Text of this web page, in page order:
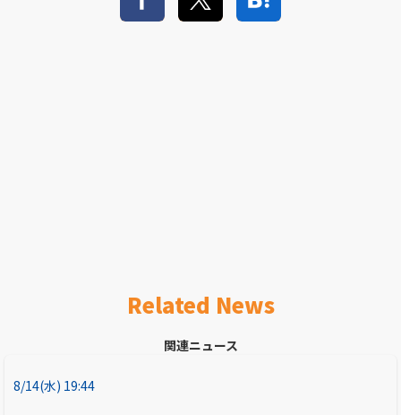
Related News
関連ニュース
8/14(水) 19:44